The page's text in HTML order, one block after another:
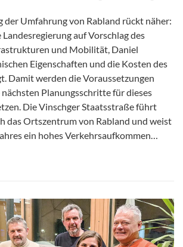
der Umfahrung von Rabland rückt näher:
auf Vorschlag des
und Mobilität, Daniel
Eigenschaften und die Kosten des
Damit werden die Voraussetzungen
nächsten Planungsschritte für dieses
Die Vinschger Staatsstraße führt
das Ortszentrum von Rabland und weist
ein hohes Verkehrsaufkommen…